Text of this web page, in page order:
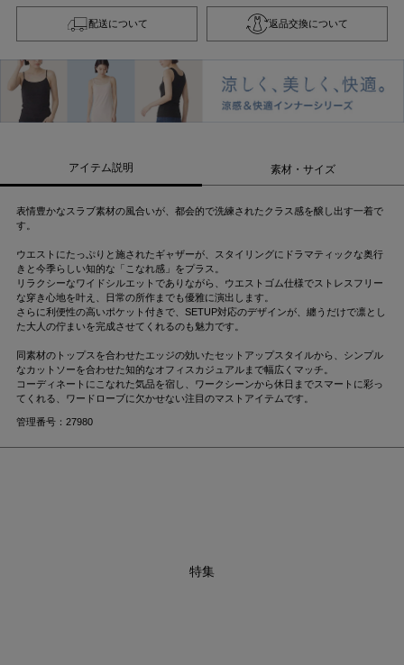
配送について 返品交換について
アイテム説明 素材・サイズ
表情豊かなスラブ素材の風合いが、都会的で洗練されたクラス感を醸し出す一着で
す。
ウエストにたっぷりと施されたギャザーが、スタイリングにドラマティックな奥行
きと今季らしい知的な「こなれ感」をプラス。
リラクシーなワイドシルエットでありながら、ウエストゴム仕様でストレスフリー
な穿き心地を叶え、日常の所作までも優雅に演出します。
さらに利便性の高いポケット付きで、SETUP対応のデザインが、纏うだけで凛とし
た大人の佇まいを完成させてくれるのも魅力です。
同素材のトップスを合わせたエッジの効いたセットアップスタイルから、シンプル
なカットソーを合わせた知的なオフィスカジュアルまで幅広くマッチ。
コーディネートにこなれた気品を宿し、ワークシーンから休日までスマートに彩っ
てくれる、ワードローブに欠かせない注目のマストアイテムです。
管理番号：27980
特集